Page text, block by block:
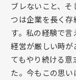
ブレないこと、
つは企業を長く
す。私の経験で言
経営が厳しい時
てもやり続ける
た。今もこの思